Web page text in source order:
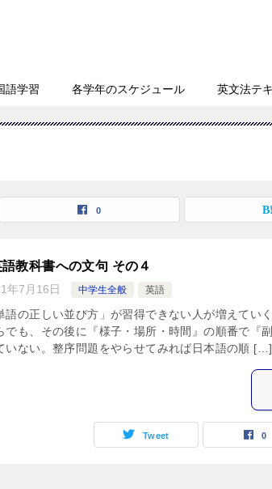
語学習 各学年のスケジュール 英文法テ
0
教科書への文句 その４
年7月16日 中学生全般 英語
語の正しい並び方」が習得できない人が増えてい
でも、その後に『様子・場所・時間』の順番で『
いない。整序問題をやらせてみれば日本語の順 […]
Tweet 0